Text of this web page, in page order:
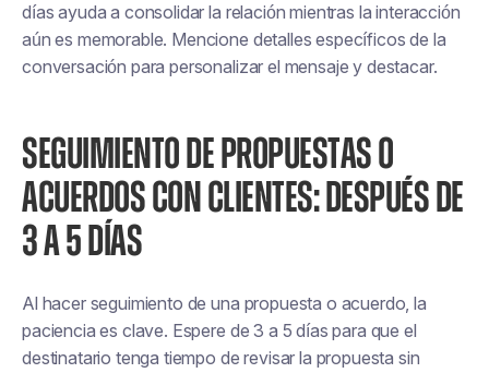
días ayuda a consolidar la relación mientras la interacción
aún es memorable. Mencione detalles específicos de la
conversación para personalizar el mensaje y destacar.
SEGUIMIENTO DE PROPUESTAS O
ACUERDOS CON CLIENTES: DESPUÉS DE
3 A 5 DÍAS
Al hacer seguimiento de una propuesta o acuerdo, la
paciencia es clave. Espere de 3 a 5 días para que el
destinatario tenga tiempo de revisar la propuesta sin